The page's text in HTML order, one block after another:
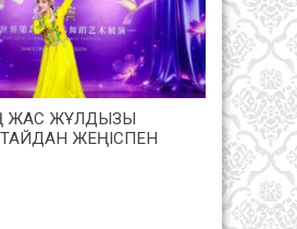
ЖАС ЖҰЛДЫЗЫ
ЖЕҢІСПЕН